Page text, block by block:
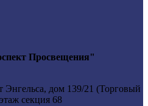
Просвещения"
Энгельса, дом 139/21 (Торговый
секция 68